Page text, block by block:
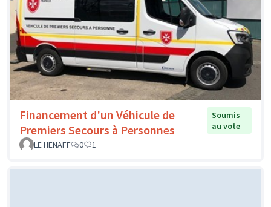
Financement d'un Véhicule de
Premiers Secours à Personnes
Soumis
au vote
LE HENAFF
0 1